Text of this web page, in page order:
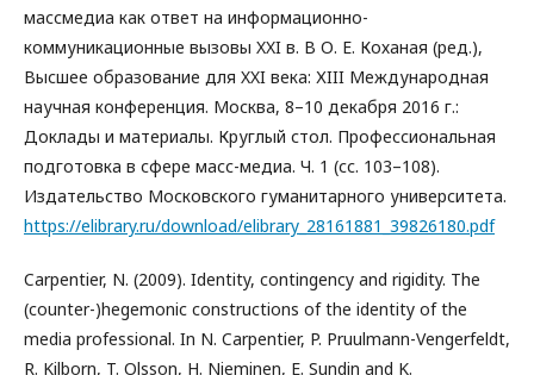
массмедиа как ответ на информационно-
коммуникационные вызовы XXI в. В О. Е. Коханая (ред.),
Высшее образование для XXI века: ХIII Международная
научная конференция. Москва, 8–10 декабря 2016 г.:
Доклады и материалы. Круглый стол. Профессиональная
подготовка в сфере масс-медиа. Ч. 1 (сс. 103–108).
Издательство Московского гуманитарного университета.
https://elibrary.ru/download/elibrary_28161881_39826180.pdf
Carpentier, N. (2009). Identity, contingency and rigidity. The
(counter-)hegemonic constructions of the identity of the
media professional. In N. Carpentier, P. Pruulmann-Vengerfeldt,
R. Kilborn, T. Olsson, H. Nieminen, E. Sundin and K.